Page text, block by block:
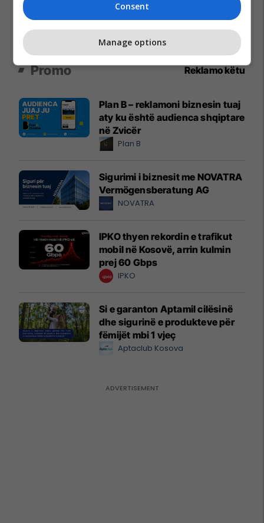
Promo Reklamo këtu
Plan B – reklamoni biznesin tuaj
aty ku është audienca shqiptare
në Zvicër
Plan B
Sigurimi i biznesit me NOVATRA
Vermögensberatung AG
NOVATRA
IPKO thyen rekordin e trafikut
mobil në Kosovë, arrin kulmin
prej 60 Gbps
IPKO
Si e garanton Aptamil cilësinë
dhe sigurinë e produkteve për
fëmijët mbi 1 vjeç
Aptaclub Kosova
Consent
Manage options